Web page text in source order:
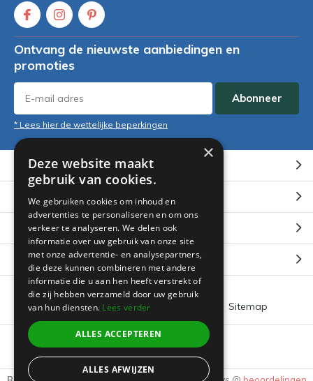
Ontvang de nieuwste aanbiedingen en
promoties
Abonneer
* Lees hier de wettelijke beperkingen
Klantenservice
Mijn account
Categorieën
Contact
© 2026 -Boeklin
Algemene voorwaarden Sitemap
×
Deze website maakt
gebruik van cookies.
We gebruiken cookies om inhoud en
advertenties te personaliseren en om ons
verkeer te analyseren. We delen ook
informatie over uw gebruik van onze site
met onze advertentie- en analysepartners,
die deze kunnen combineren met andere
informatie die u aan hen heeft verstrekt of
die zij hebben verzameld door uw gebruik
van hun diensten. Lees verder
ALLES ACCEPTEREN
ALLES AFWIJZEN